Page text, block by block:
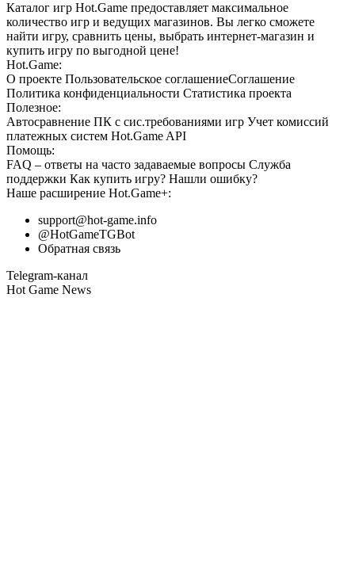
Каталог игр Hot.Game предоставляет максимальное
количество игр и ведущих магазинов. Вы легко сможете
найти игру, сравнить цены, выбрать интернет-магазин и
купить игру по выгодной цене!
Hot.Game:
О проекте Пользовательское соглашениеСоглашение
Политика конфиденциальности Статистика проекта
Полезное:
Автосравнение ПК с сис.требованиями игр Учет комиссий
платежных систем Hot.Game API
Помощь:
FAQ – ответы на часто задаваемые вопросы Служба
поддержки Как купить игру? Нашли ошибку?
Наше расширение Hot.Game+:
support@hot-game.info
@HotGameTGBot
Обратная связь
Telegram-канал
Hot Game News